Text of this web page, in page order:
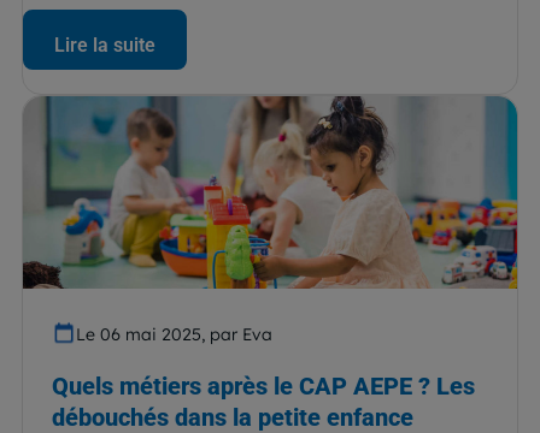
Lire la suite
Le 06 mai 2025, par Eva
Quels métiers après le CAP AEPE ? Les
débouchés dans la petite enfance